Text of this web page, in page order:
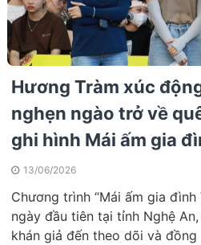
Hương Tràm xúc
nghẹn ngào trở về
ghi hình Mái ấm gia
13/06/2026
Chương trình “Mái ấm gia
ngày đầu tiên tại tỉnh Nghệ
khán giả đến theo dõi và đồng